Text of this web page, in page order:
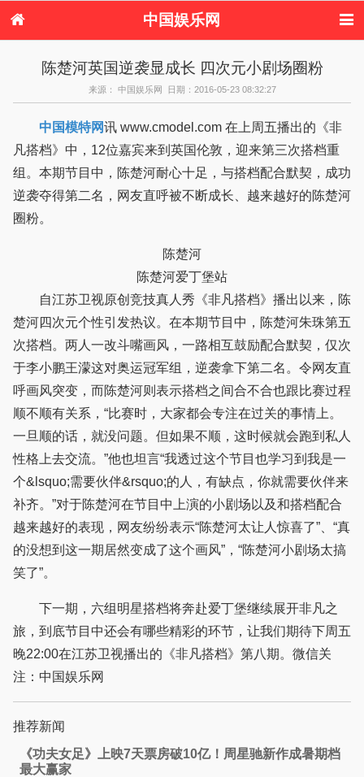
中国娱乐网
电视剧
演唱会 综艺节目
偶像活动
陈楚河英国逆袭显成长 四次元小剧场圈粉
来源： 中国娱乐网 日期：2016-05-23 08:32:27
中国模特网讯 www.cmodel.com 在上周五播出的《非
凡搭档》中，12位嘉宾来到英国伦敦，迎来第三次搭档重
组。本期节目中，陈楚河耐心十足，与搭档配合默契，成功
逆袭夺得第二名，网友直呼被不断成长、越来越好的陈楚河
圈粉。
陈楚河
陈楚河爱丁堡站
自江苏卫视原创竞技真人秀《非凡搭档》播出以来，陈
楚河四次元个性引发热议。在本期节目中，陈楚河朱珠第五
次搭档。两人一改斗嘴画风，一路相互鼓励配合默契，仅次
于李小鹏王濛这对奥运冠军组，逆袭拿下第二名。令网友直
呼画风突变，而陈楚河则表示搭档之间合不合也跟比赛过程
顺不顺有关系，“比赛时，大家都会专注在过关的事情上。
一旦顺的话，就没问题。但如果不顺，这时候就会跑到私人
性格上去交流。”他也坦言“我透过这个节目也学习到我是一
个&lsquo;需要伙伴&rsquo;的人，有缺点，你就需要伙伴来
补齐。”对于陈楚河在节目中上演的小剧场以及和搭档配合
越来越好的表现，网友纷纷表示“陈楚河太让人惊喜了”、“真
的没想到这一期居然变成了这个画风”，“陈楚河小剧场太搞
笑了”。
下一期，六组明星搭档将奔赴爱丁堡继续展开非凡之
旅，到底节目中还会有哪些精彩的环节，让我们期待下周五
晚22:00在江苏卫视播出的《非凡搭档》第八期。微信关
注：中国娱乐网
推荐新闻
《功夫女足》上映7天票房破10亿！周星驰新作成暑期档
最大赢家